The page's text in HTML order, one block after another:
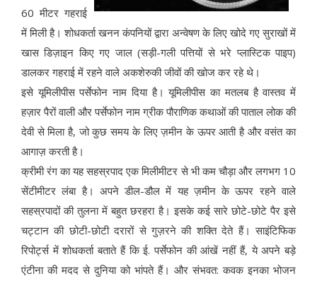
60 मीटर गहराई
में मिली है। शोधकर्ता खनन कंपनियों द्वारा अन्वेषण के लिए खोदे गए सुराखों में
खास डिज़ाइन किए गए जाल (सड़ी-गली पत्तियों से भरे प्लास्टिक पाइप)
डालकर गहराई में रहने वाले अकशेरुकी जीवों की खोज कर रहे थे।
इसे यूमिलीपीस पर्सेफोन नाम दिया है। यूमिलीपीस का मतलब है वास्तव में
हज़ार पैरों वाली और पर्सेफोन नाम ग्रीक पौराणिक कथाओं की पाताल लोक की
देवी से मिला है, जो कुछ समय के लिए ज़मीन के ऊपर आती है और वसंत का
आगाज़ करती है।
क्रीमी रंग का यह सहस्रपाद एक मिलीमीटर से भी कम चौड़ा और लगभग 10
सेंटीमीटर लंबा है। अपने डील-डौल में यह ज़मीन के ऊपर रहने वाले
सहस्रपादों की तुलना में बहुत छरहरा है। इसके कई सारे छोटे-छोटे पैर इसे
चट्टान की छोटी-छोटी दरारों से गुज़रने की शक्ति देते हैं। साइंटिफिक
रिपोर्ट्स में शोधकर्ता बताते हैं कि ई. पर्सेफोन की आंखें नहीं हैं, ये अपने बड़े
एंटीना की मदद से दुनिया को भांपते हैं। और संभवत: कवक इनका भोजन